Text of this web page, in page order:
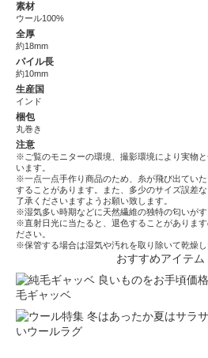
素材
ウール100%
全厚
約18mm
パイル長
約10mm
生産国
インド
梱包
丸巻き
注意
※ご覧のモニターの環境、撮影環境により実物
います。
※一点一点手作り商品のため、糸が飛び出てい
することがあります。また、多少のサイズ誤差
了承くださいますようお願い致します。
※湿気多い時期などに天然繊維の独特の匂いがす
※直射日光に当たると、退色することがありま
ださい。
※保管する場合は湿気や汚れを取り除いて乾燥し
おすすめアイテム
良いものをお手頃価
毛ギャッベ
冬はあったか夏はサラ
いウールラグ